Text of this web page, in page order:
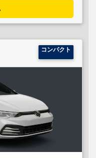
コンパクト